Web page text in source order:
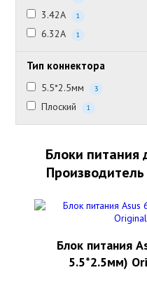
3.42А 1
6.32А 1
Тип коннектора
5.5*2.5мм 3
Плоский 1
Блоки питания
Блок питания
5.5*2.5мм)